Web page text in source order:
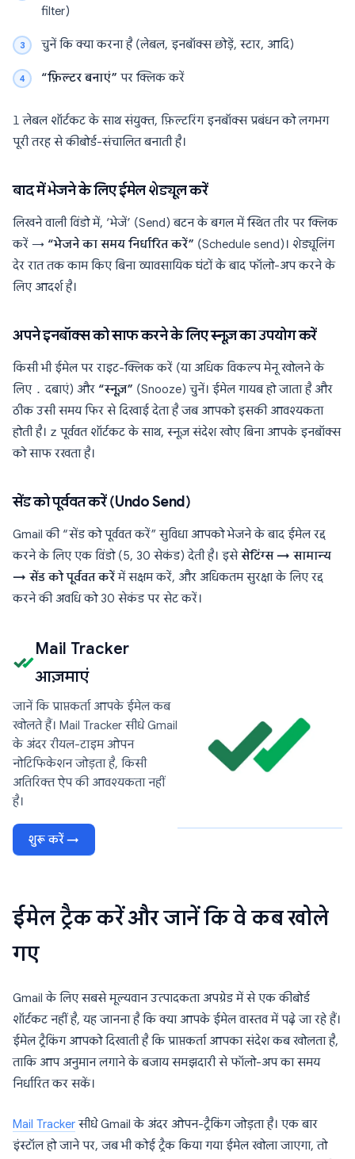
filter)
चुनें कि क्या करना है (लेबल, इनबॉक्स छोड़ें, स्टार, आदि)
“फ़िल्टर बनाएं” पर क्लिक करें
l लेबल शॉर्टकट के साथ संयुक्त, फ़िल्टरिंग इनबॉक्स प्रबंधन को लगभग
पूरी तरह से कीबोर्ड-संचालित बनाती है।
बाद में भेजने के लिए ईमेल शेड्यूल करें
लिखने वाली विंडो में, ‘भेजें’ (Send) बटन के बगल में स्थित तीर पर क्लिक
करें → “भेजने का समय निर्धारित करें” (Schedule send)। शेड्यूलिंग
देर रात तक काम किए बिना व्यावसायिक घंटों के बाद फॉलो-अप करने के
लिए आदर्श है।
अपने इनबॉक्स को साफ करने के लिए स्नूज़ का उपयोग करें
किसी भी ईमेल पर राइट-क्लिक करें (या अधिक विकल्प मेनू खोलने के
लिए . दबाएं) और “स्नूज़” (Snooze) चुनें। ईमेल गायब हो जाता है और
ठीक उसी समय फिर से दिखाई देता है जब आपको इसकी आवश्यकता
होती है। z पूर्ववत शॉर्टकट के साथ, स्नूज़ संदेश खोए बिना आपके इनबॉक्स
को साफ रखता है।
सेंड को पूर्ववत करें (Undo Send)
Gmail की “सेंड को पूर्ववत करें” सुविधा आपको भेजने के बाद ईमेल रद्द
करने के लिए एक विंडो (5, 30 सेकंड) देती है। इसेसेटिंग्स → सामान्य
→ सेंड को पूर्ववत करेंमें सक्षम करें, और अधिकतम सुरक्षा के लिए रद्द
करने की अवधि को 30 सेकंड पर सेट करें।
Mail Tracker
आज़माएं
जानें कि प्राप्तकर्ता आपके ईमेल कब
खोलते हैं। Mail Tracker सीधे Gmail
के अंदर रीयल-टाइम ओपन
नोटिफिकेशन जोड़ता है, किसी
अतिरिक्त ऐप की आवश्यकता नहीं
है।
शुरू करें →
ईमेल ट्रैक करें और जानें कि वे कब खोले
गए
Gmail के लिए सबसे मूल्यवान उत्पादकता अपग्रेड में से एक कीबोर्ड
शॉर्टकट नहीं है, यह जानना है कि क्या आपके ईमेल वास्तव में पढ़े जा रहे हैं।
ईमेल ट्रैकिंग आपको दिखाती है कि प्राप्तकर्ता आपका संदेश कब खोलता है,
ताकि आप अनुमान लगाने के बजाय समझदारी से फॉलो-अप का समय
निर्धारित कर सकें।
Mail Trackerसीधे Gmail के अंदर ओपन-ट्रैकिंग जोड़ता है। एक बार
इंस्टॉल हो जाने पर, जब भी कोई ट्रैक किया गया ईमेल खोला जाएगा, तो